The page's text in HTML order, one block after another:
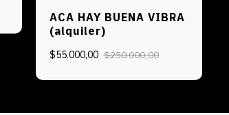
ACA HAY BUENA VIBRA
(alquiler)
$55.000,00 $250.000,00